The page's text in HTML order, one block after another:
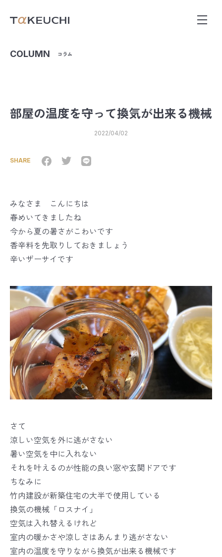
COLUMN コラム
部屋の温度を守って換気が出来る機械
2022/04/02
SHARE
みなさま こんにちは
春めいてきましたね
今から夏の暑さがこわいです
香辛料を先取りしておきましょう
辛いザーサイです
さて
涼しい空気を外に逃がさない
暑い空気を中に入れない
それを叶えるのが性能の良い窓や玄関ドアです
ちなみに
竹内建設が新築住宅の大半で使用している
換気の機械「ロスナイ」
空気は入れ替えるけれど
室内の暖かさや涼しさはあんまり逃がさない
室内の温度を守りながら換気が出来る機械です